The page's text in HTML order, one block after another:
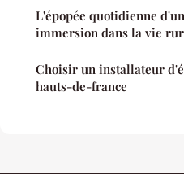
L'épopée quotidienne
immersion dans la vie
Choisir un installateur
hauts-de-france